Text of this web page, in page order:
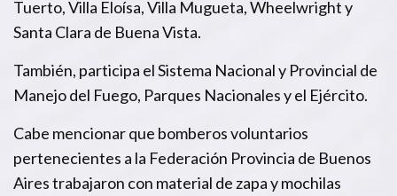
Tuerto, Villa Eloísa, Villa Mugueta, Wheelwright y
Santa Clara de Buena Vista.
También, participa el Sistema Nacional y Provincial de
Manejo del Fuego, Parques Nacionales y el Ejército.
Cabe mencionar que bomberos voluntarios
pertenecientes a la Federación Provincia de Buenos
Aires trabajaron con material de zapa y mochilas